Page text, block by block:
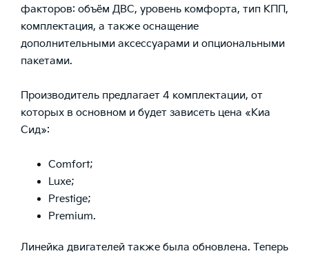
факторов: объём ДВС, уровень комфорта, тип КПП,
комплектация, а также оснащение
дополнительными аксессуарами и опциональными
пакетами.
Производитель предлагает 4 комплектации, от
которых в основном и будет зависеть цена «Киа
Сид»:
Comfort;
Luxe;
Prestige;
Premium.
Линейка двигателей также была обновлена. Теперь